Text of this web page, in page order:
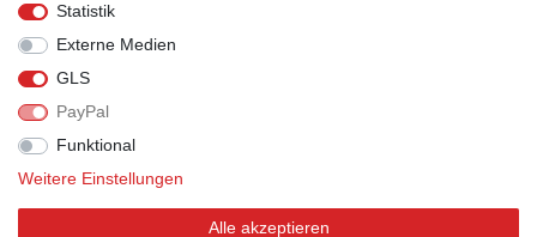
VERSANDPARTNER
Statistik
Externe Medien
GLS
PayPal
Funktional
Weitere Einstellungen
Alle akzeptieren